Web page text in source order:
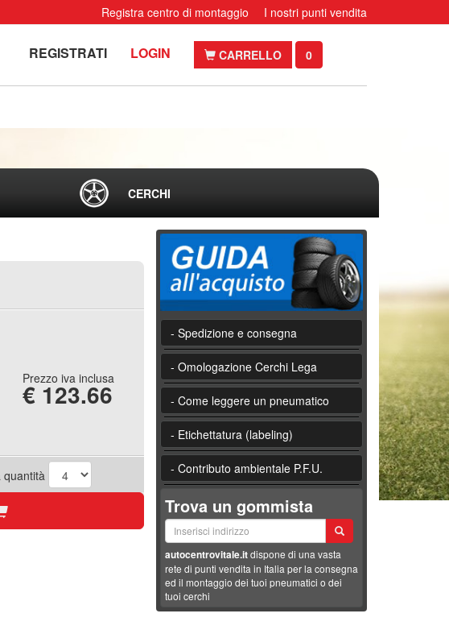
Registra centro di montaggio I nostri punti vendita
REGISTRATI LOGIN CARRELLO 0
CERCHI
Prezzo iva inclusa
€ 123.66
quantità
- Spedizione e consegna
- Omologazione Cerchi Lega
- Come leggere un pneumatico
- Etichettatura (labeling)
- Contributo ambientale P.F.U.
Trova un gommista
autocentrovitale.itdispone di una vasta
rete di punti vendita in Italia per la consegna
ed il montaggio dei tuoi pneumatici o dei
tuoi cerchi